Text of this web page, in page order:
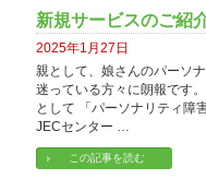
新規サービスのご紹
2025年1月27日
親として、娘さんのパーソ
迷っている方々に朗報です
として 「パーソナリティ障
JECセンター …
この記事を読む